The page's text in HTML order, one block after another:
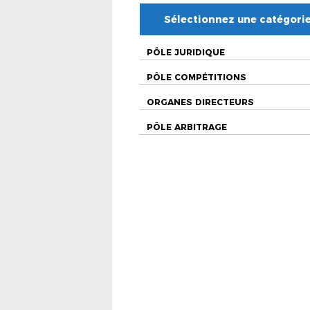
Sélectionnez une
PÔLE JURIDIQUE
PÔLE COMPÉTITIONS
ORGANES DIRECTEURS
PÔLE ARBITRAGE